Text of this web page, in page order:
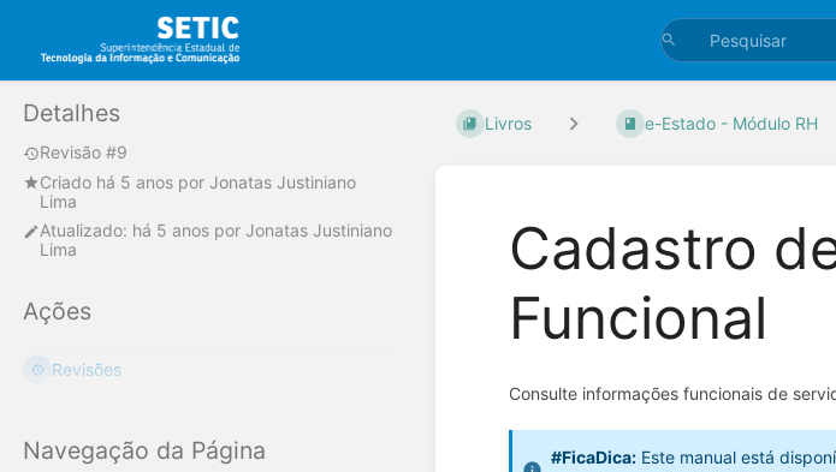
Detalhes
Revisão #9
Criado há 5 anos por Jonatas Justiniano
Lima
Atualizado: há 5 anos por Jonatas Justiniano
Lima
Ações
Revisões
Navegação da Página
Livros e-Estado - Módulo RH
Cadastro
Funcional
Consulte informações funcionais de
#FicaDica: Este manual está